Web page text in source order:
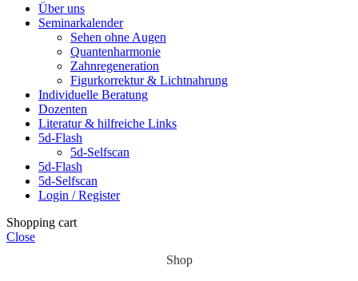
Über uns
Seminarkalender
Sehen ohne Augen
Quantenharmonie
Zahnregeneration
Figurkorrektur & Lichtnahrung
Individuelle Beratung
Dozenten
Literatur & hilfreiche Links
5d-Flash
5d-Selfscan
5d-Flash
5d-Selfscan
Login / Register
Shopping cart
Close
Shop